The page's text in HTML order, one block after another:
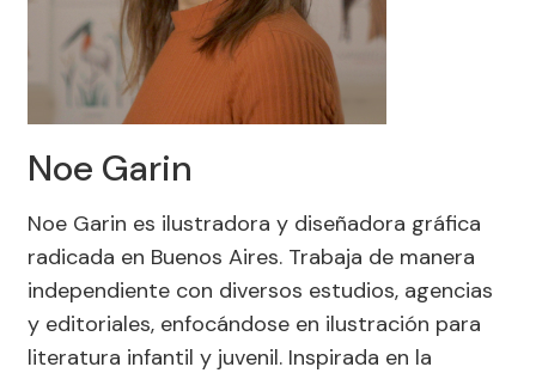
Noe Garin
Noe Garin es ilustradora y diseñadora gráfica
radicada en Buenos Aires. Trabaja de manera
independiente con diversos estudios, agencias
y editoriales, enfocándose en ilustración para
literatura infantil y juvenil. Inspirada en la